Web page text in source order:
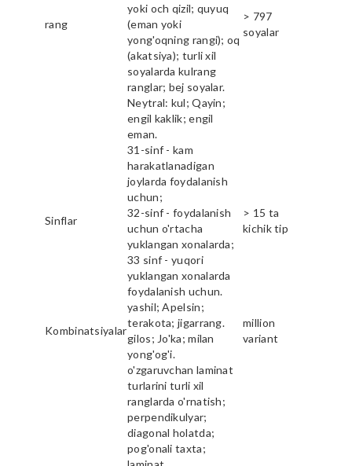
rang
yoki och qizil; quyuq
(eman yoki
yong'oqning rangi); oq
(akatsiya); turli xil
soyalarda kulrang
ranglar; bej soyalar.
Neytral: kul; Qayin;
engil kaklik; engil
eman.
> 797
soyalar
Sinflar
31-sinf - kam
harakatlanadigan
joylarda foydalanish
uchun;
32-sinf - foydalanish
uchun o'rtacha
yuklangan xonalarda;
33 sinf - yuqori
yuklangan xonalarda
foydalanish uchun.
> 15 ta
kichik tip
Kombinatsiyalar
yashil; Apelsin;
terakota; jigarrang.
gilos; Jo'ka; milan
yong'og'i.
million
variant
o'zgaruvchan laminat
turlarini turli xil
ranglarda o'rnatish;
perpendikulyar;
diagonal holatda;
pog'onali taxta;